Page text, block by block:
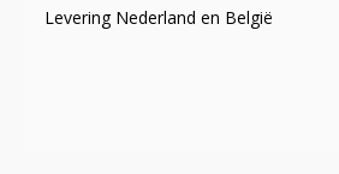
Levering Nederland en België